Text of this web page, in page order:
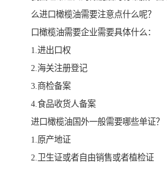
么进口橄榄油需要注意点什么呢？
口橄榄油需要企业需要具体什么：
1.进出口权
2.海关注册登记
3.商检备案
4.食品收货人备案
进口橄榄油国外一般需要哪些单证？
1.原产地证
2.卫生证或者自由销售或者植检证